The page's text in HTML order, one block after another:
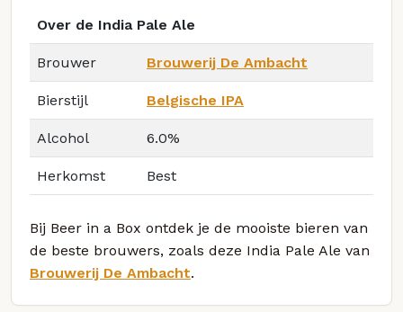
Over de India Pale Ale
Brouwer Brouwerij De Ambacht
Bierstijl Belgische IPA
Alcohol 6.0%
Herkomst Best
Bij Beer in a Box ontdek je de mooiste bieren van
de beste brouwers, zoals deze India Pale Ale van
Brouwerij De Ambacht.